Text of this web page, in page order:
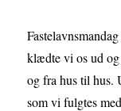
klædte vi os ud
og fra hus til hus.
som vi fulgtes